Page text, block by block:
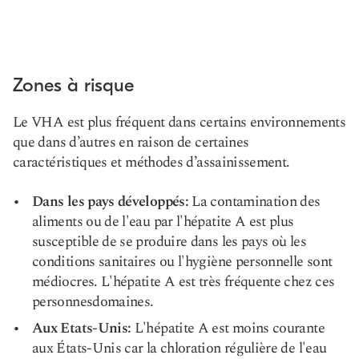
Zones à risque
Le VHA est plus fréquent dans certains environnements
que dans d’autres en raison de certaines
caractéristiques et méthodes d’assainissement.
Dans les pays développés:La contamination des
aliments ou de l'eau par l'hépatite A est plus
susceptible de se produire dans les pays où les
conditions sanitaires ou l'hygiène personnelle sont
médiocres. L'hépatite A est très fréquente chez ces
personnesdomaines.
Aux Etats-Unis: L'hépatite A est moins courante
aux États-Unis car la chloration régulière de l'eau